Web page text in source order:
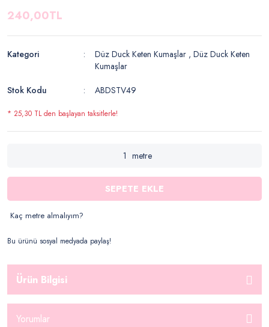
240,00TL
Kategori Düz Duck Keten Kumaşlar ,Düz Duck Keten
Kumaşlar
Stok Kodu
ABDSTV49
* 25,30 TL den başlayan taksitlerle!
metre
SEPETE EKLE
Kaç metre almalıyım?
Bu ürünü sosyal medyada paylaş!
Ürün Bilgisi
Yorumlar